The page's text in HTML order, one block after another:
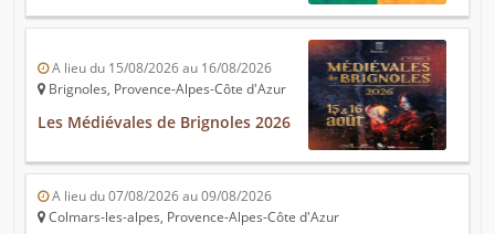
A lieu du 15/08/2026 au 16/08/2026
Brignoles, Provence-Alpes-Côte d'Azur
Les Médiévales de Brignoles 2026
A lieu du 07/08/2026 au 09/08/2026
Colmars-les-alpes, Provence-Alpes-Côte d'Azur